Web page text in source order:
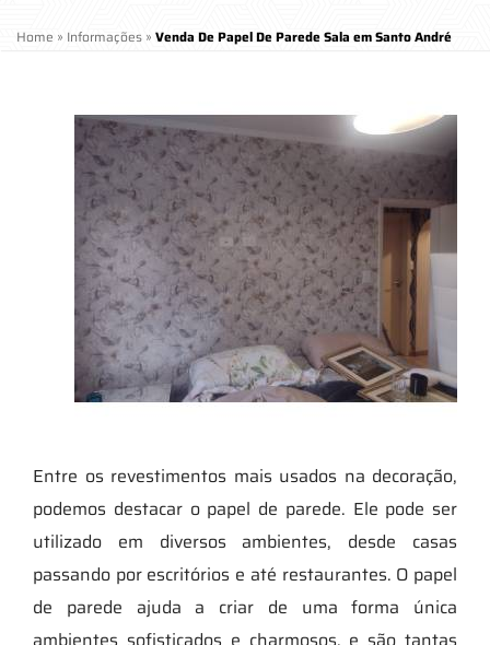
Home » Informações » Venda De Papel De Parede Sala em Santo André
Entre os revestimentos mais usados na decoração,
podemos destacar o papel de parede. Ele pode ser
utilizado em diversos ambientes, desde casas
passando por escritórios e até restaurantes. O papel
de parede ajuda a criar de uma forma única